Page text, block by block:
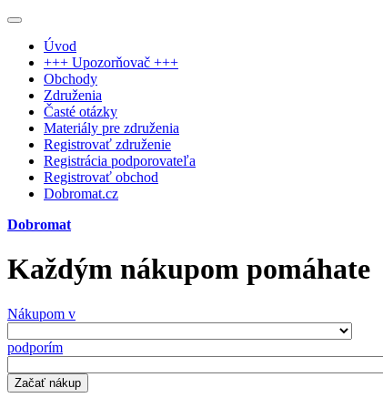
Úvod
+++ Upozorňovač +++
Obchody
Združenia
Časté otázky
Materiály pre združenia
Registrovať združenie
Registrácia podporovateľa
Registrovať obchod
Dobromat.cz
Dobromat
Každým nákupom pomáhate
Nákupom v
podporím
Začať nákup